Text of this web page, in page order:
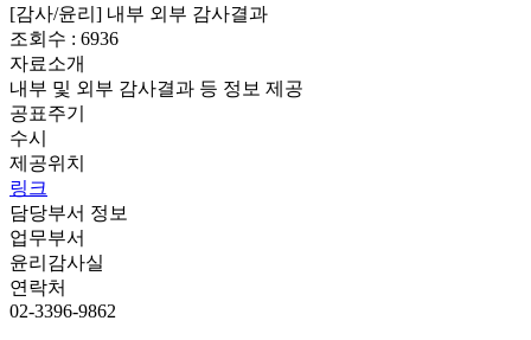
[감사/윤리] 내부 외부 감사결과
조회수 : 6936
자료소개
내부 및 외부 감사결과 등 정보 제공
공표주기
수시
제공위치
링크
담당부서 정보
업무부서
윤리감사실
연락처
02-3396-9862